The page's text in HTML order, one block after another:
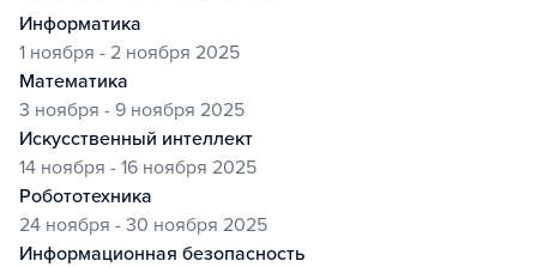
информатика
1 ноября - 2 ноября 2025
математика
3 ноября - 9 ноября 2025
искусственный интеллект
14 ноября - 16 ноября 2025
робототехника
24 ноября - 30 ноября 2025
информационная безопасность